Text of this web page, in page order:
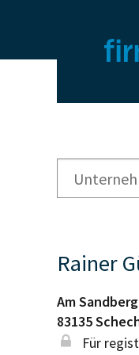
Rainer
Am
83135
Für